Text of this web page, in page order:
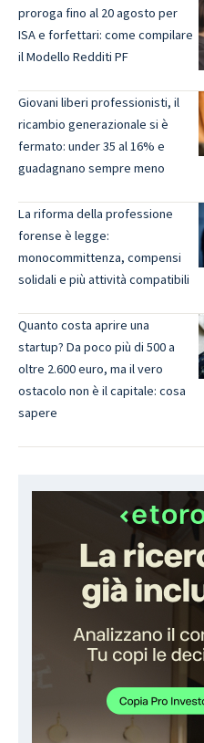
proroga fino al 20 agosto per
ISA e forfettari: come compilare
il Modello Redditi PF
Giovani liberi professionisti, il
ricambio generazionale si è
fermato: under 35 al 16% e
guadagnano sempre meno
La riforma della professione
forense è legge:
monocommittenza, compensi
solidali e più attività compatibili
Quanto costa aprire una
startup? Da poco più di 500 a
oltre 2.600 euro, ma il vero
ostacolo non è il capitale: cosa
sapere